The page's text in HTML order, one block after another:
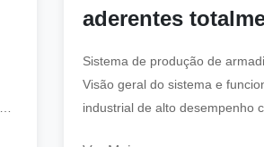
aderentes
Sistema de produção de
Visão geral do sistema e
industrial de alto desempenho